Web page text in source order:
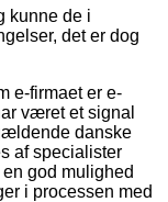
kunne de i
det er dog
e-firmaet er e-
været et signal
danske
af specialister
god mulighed
i processen med